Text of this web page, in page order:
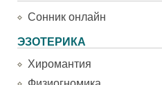
Сонник онлайн
ЭЗОТЕРИКА
Хиромантия